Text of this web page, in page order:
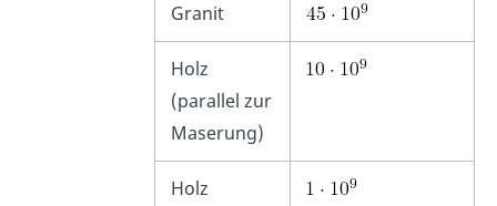
Granit
Holz
(parallel zur
Maserung)
Holz